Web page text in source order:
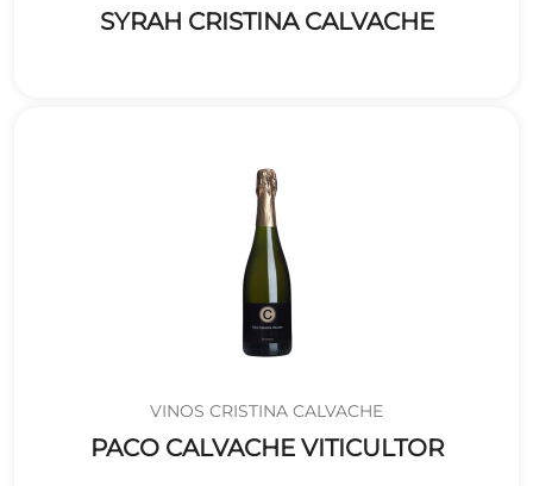
SYRAH CRISTINA CALVACHE
VINOS CRISTINA CALVACHE
PACO CALVACHE VITICULTOR